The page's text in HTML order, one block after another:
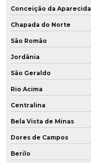
Conceição da Aparecida
Chapada do Norte
São Romão
Jordânia
São Geraldo
Rio Acima
Centralina
Bela Vista de Minas
Dores de Campos
Berilo